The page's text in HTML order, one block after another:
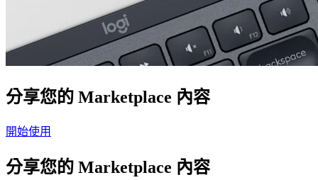
分享您的 Marketplace 內容
開始使用
分享您的 Marketplace 內容